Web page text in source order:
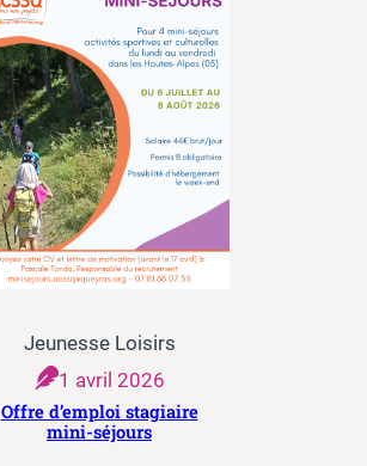
Jeunesse Loisirs
1 avril 2026
Offre d’emploi stagiaire
mini-séjours